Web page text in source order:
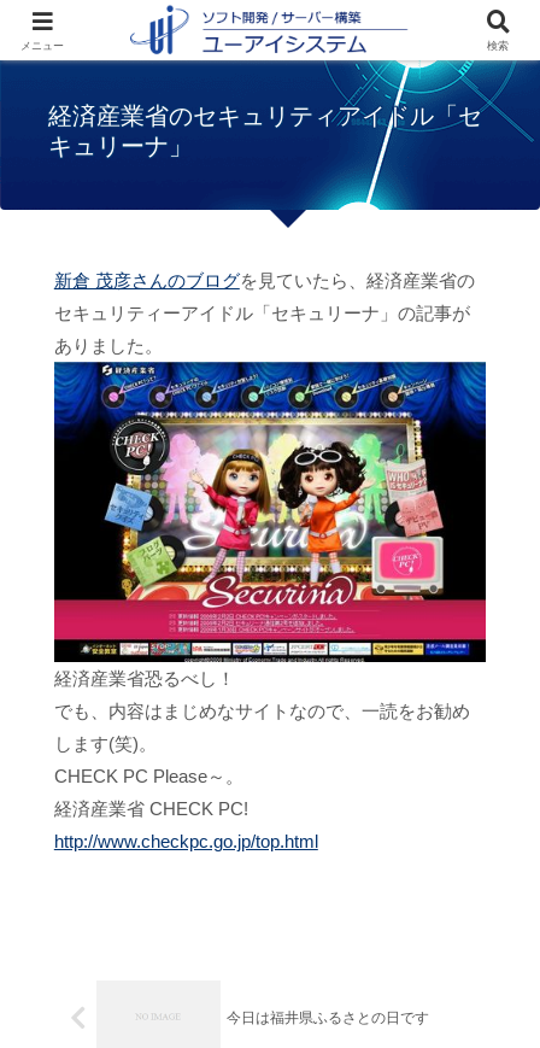
お知らせ
経済産業省のセキュリテ
ィアイドル「セキュリーナ」
経済産業省のセキュリティアイドル「セ
キュリーナ」
新倉 茂彦さんのブログを見ていたら、経済産業省の
セキュリティーアイドル「セキュリーナ」の記事が
ありました。
経済産業省恐るべし！
でも、内容はまじめなサイトなので、一読をお勧め
します(笑)。
CHECK PC Please～。
経済産業省 CHECK PC!
http://www.checkpc.go.jp/top.html
今日は福井県ふるさとの日です
メニュー 検索